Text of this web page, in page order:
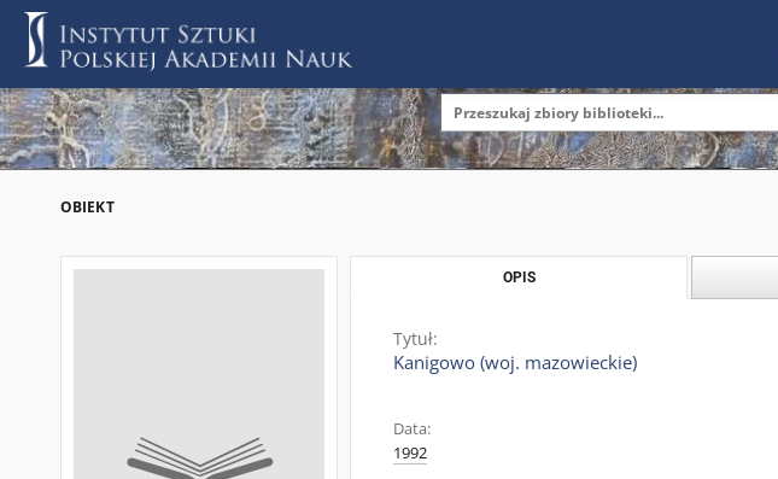
OBIEKT
OPIS
Tytuł:
Kanigowo (woj. mazowieckie)
Data:
1992